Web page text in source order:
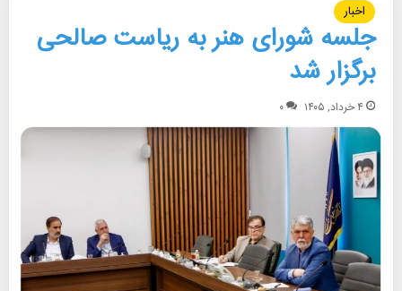
اخبار
جلسه شورای هنر به ریاست صالحی
برگزار شد
۴ خرداد, ۱۴۰۵ ۰